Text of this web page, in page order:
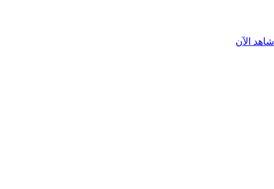
الآن